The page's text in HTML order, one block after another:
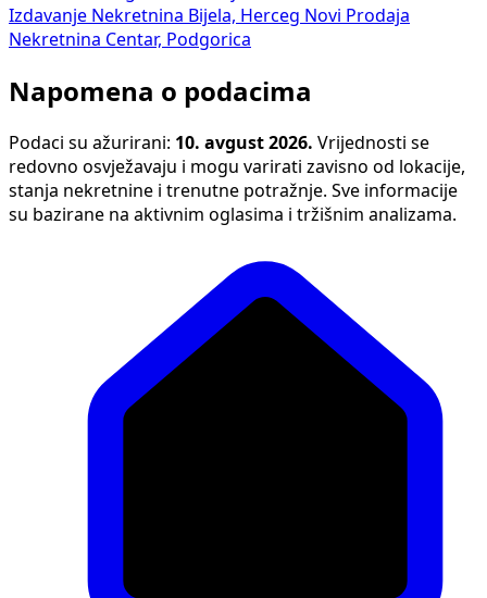
Izdavanje Nekretnina Bijela, Herceg Novi Prodaja
Nekretnina Centar, Podgorica
Napomena o podacima
Podaci su ažurirani: 10. avgust 2026. Vrijednosti se
redovno osvježavaju i mogu varirati zavisno od lokacije,
stanja nekretnine i trenutne potražnje. Sve informacije
su bazirane na aktivnim oglasima i tržišnim analizama.